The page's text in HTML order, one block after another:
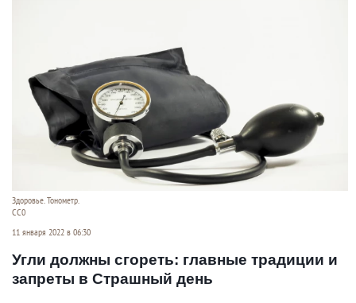
Здоровье. Тонометр.
СС0
11 января 2022 в 06:30
Угли должны сгореть: главные традиции и
запреты в Страшный день